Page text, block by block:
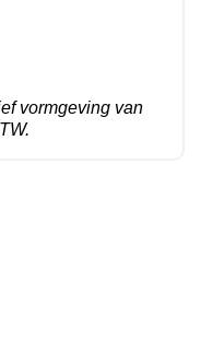
vormgeving van